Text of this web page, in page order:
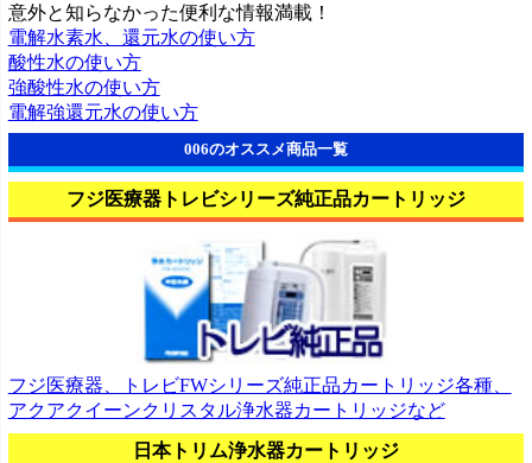
意外と知らなかった便利な情報満載！
電解水素水、還元水の使い方
酸性水の使い方
強酸性水の使い方
電解強還元水の使い方
006のオススメ商品一覧
フジ医療器トレビシリーズ純正品カートリッジ
フジ医療器、トレビFWシリーズ純正品カートリッジ各種、
アクアクイーンクリスタル浄水器カートリッジなど
日本トリム浄水器カートリッジ